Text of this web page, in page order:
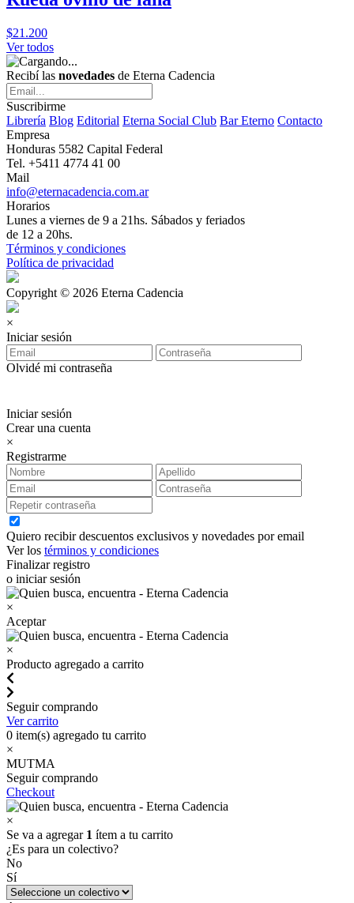
$21.200
Ver todos
Recibí las novedades de Eterna Cadencia
Suscribirme
Librería Blog Editorial Eterna Social Club Bar Eterno Contacto
Empresa
Honduras 5582 Capital Federal
Tel. +5411 4774 41 00
Mail
info@eternacadencia.com.ar
Horarios
Lunes a viernes de 9 a 21hs. Sábados y feriados
de 12 a 20hs.
Términos y condiciones
Política de privacidad
Copyright © 2026 Eterna Cadencia
×
Iniciar sesión
Olvidé mi contraseña
Iniciar sesión
Crear una cuenta
×
Registrarme
Quiero recibir descuentos exclusivos y novedades por email
Ver los términos y condiciones
Finalizar registro
o iniciar sesión
×
Aceptar
×
Producto agregado a carrito
Seguir comprando
Ver carrito
0 item(s) agregado tu carrito
×
MUTMA
Seguir comprando
Checkout
×
Se va a agregar 1 ítem a tu carrito
¿Es para un colectivo?
No
Sí